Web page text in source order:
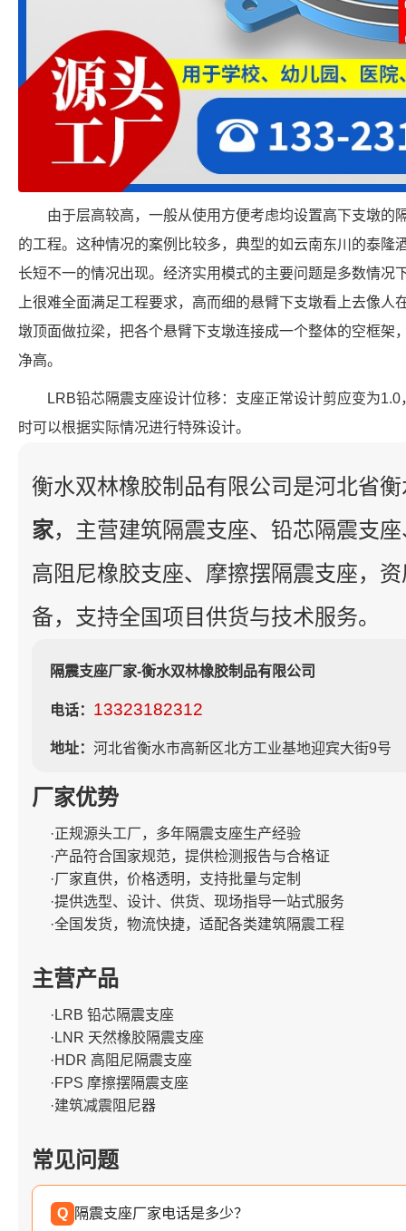
由于层高较高，一般从使用方便考虑均设置高下支墩的
的工程。这种情况的案例比较多，典型的如云南东川的泰隆
长短不一的情况出现。经济实用模式的主要问题是多数情况
上很难全面满足工程要求，高而细的悬臂下支墩看上去像人
墩顶面做拉梁，把各个悬臂下支墩连接成一个整体的空框架
净高。
LRB铅芯隔震支座设计位移：支座正常设计剪应变为
时可以根据实际情况进行特殊设计。
衡水双林橡胶制品有限公司是河北省
家，主营建筑隔震支座、铅芯隔震支
高阻尼橡胶支座、摩擦摆隔震支座，
备，支持全国项目供货与技术服务。
隔震支座厂家-衡水双林橡胶制品有限公司
电话： 13323182312
地址： 河北省衡水市高新区北方工业基地迎宾大街9号
厂家优势
·正规源头工厂，多年隔震支座生产经验
·产品符合国家规范，提供检测报告与合格证
·厂家直供，价格透明，支持批量与定制
·提供选型、设计、供货、现场指导一站式服务
·全国发货，物流快捷，适配各类建筑隔震工程
主营产品
·LRB 铅芯隔震支座
·LNR 天然橡胶隔震支座
·HDR 高阻尼隔震支座
·FPS 摩擦摆隔震支座
·建筑减震阻尼器
常见问题
Q 隔震支座厂家电话是多少？